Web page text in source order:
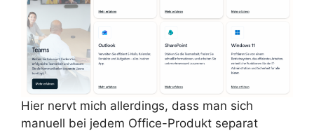
Hier nervt mich allerdings, dass man sich
manuell bei jedem Office-Produkt separat